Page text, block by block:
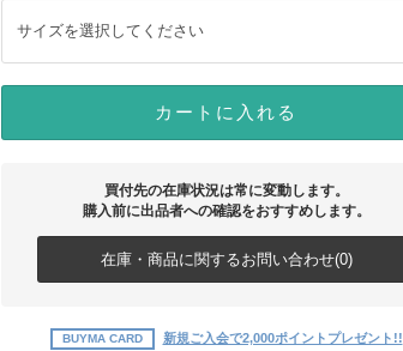
サイズを選択してください
カートに入れる
買付先の在庫状況は常に変動します。
購入前に出品者への確認をおすすめします。
在庫・商品に関するお問い合わせ(0)
BUYMA CARD 新規ご入会で2,000ポイントプレゼント!!